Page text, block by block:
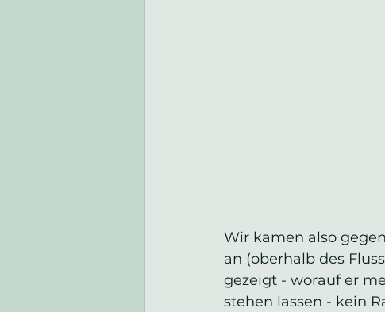
Wir kamen also
an (oberhalb des
gezeigt - worauf er
stehen lassen - kein